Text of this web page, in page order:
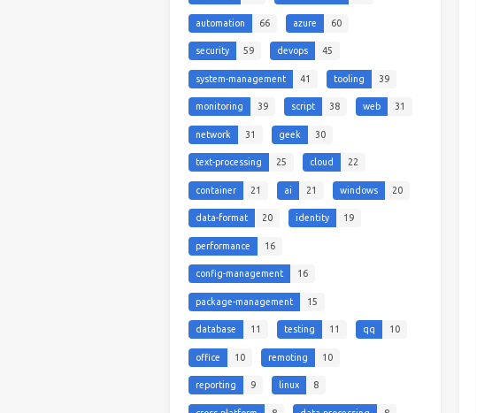
automation 66 azure 60
security 59 devops 45
system-management 41 tooling 39
monitoring 39 script 38 web 31
network 31 geek 30
text-processing 25 cloud 22
container 21 ai 21 windows 20
data-format 20 identity 19
performance 16
config-management 16
package-management 15
database 11 testing 11 qq 10
office 10 remoting 10
reporting 9 linux 8